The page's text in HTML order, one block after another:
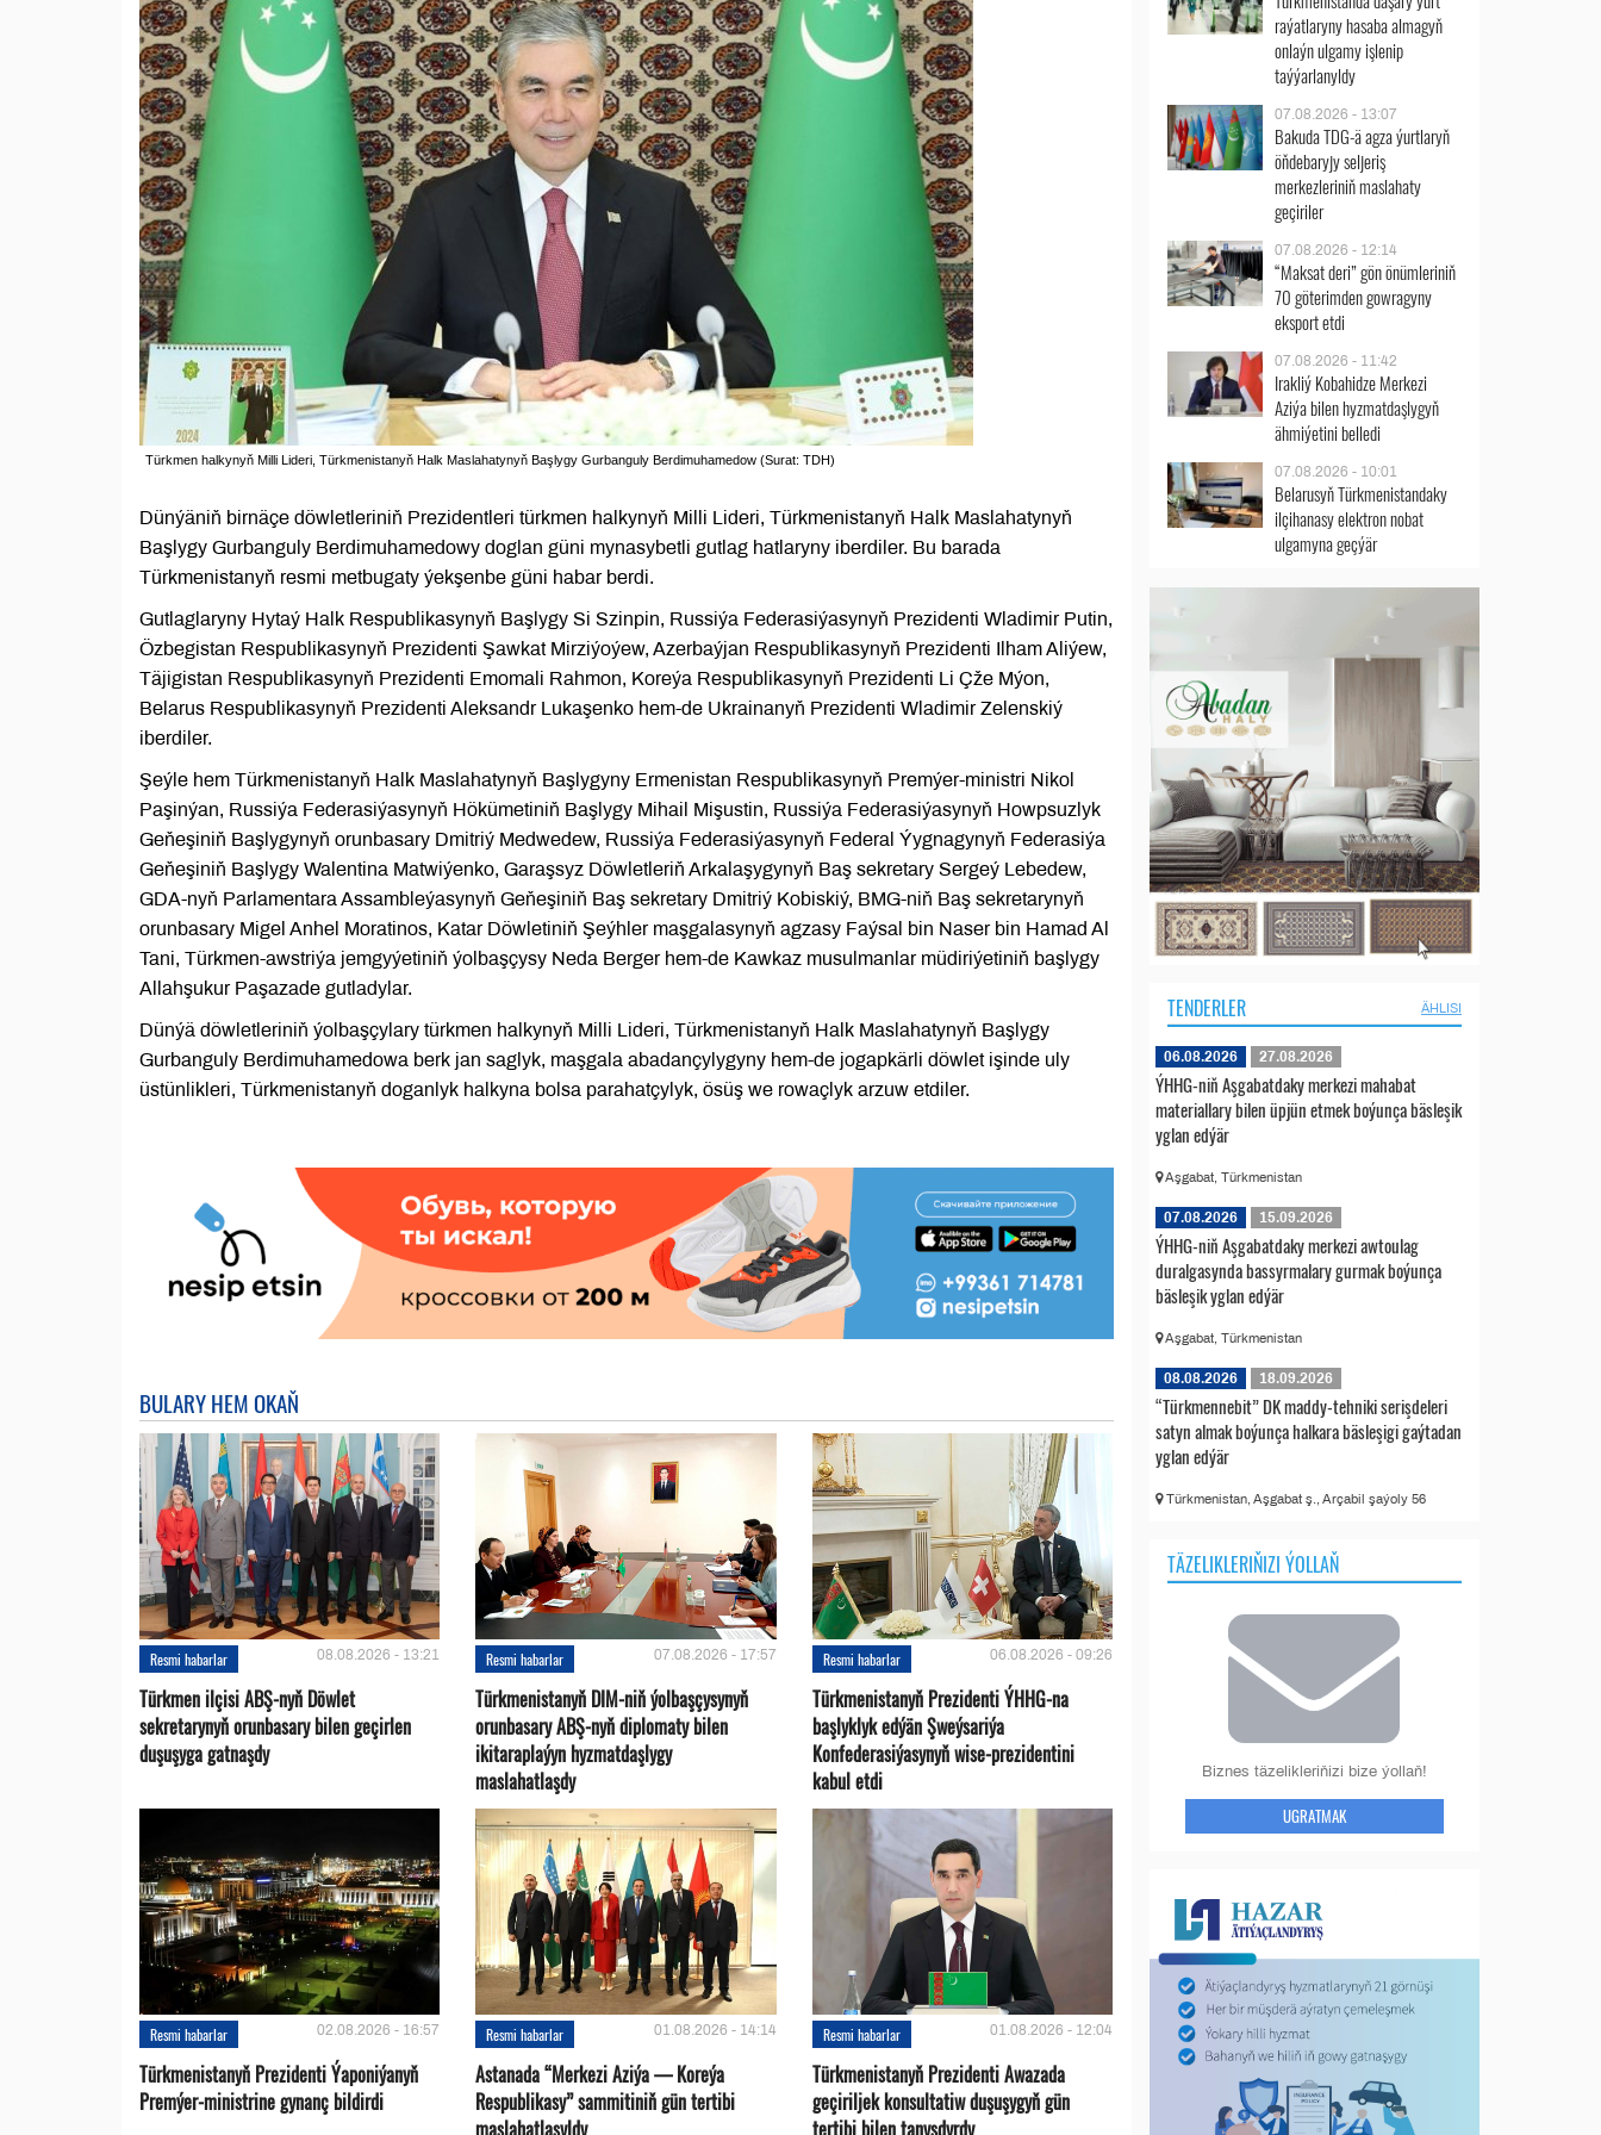
Türkmen halkynyň Milli Lideri, Türkmenistanyň Halk Maslahatynyň Başlygy Gurbanguly Berdimuhamedow (Surat: TDH)
Dünýäniň birnäçe döwletleriniň Prezidentleri türkmen halkynyň Milli Lideri, Türkmenistanyň Halk Maslahatynyň
Başlygy Gurbanguly Berdimuhamedowy doglan güni mynasybetli gutlag hatlaryny iberdiler. Bu barada
Türkmenistanyň resmi metbugaty ýekşenbe güni habar berdi.
Gutlaglaryny Hytaý Halk Respublikasynyň Başlygy Si Szinpin, Russiýa Federasiýasynyň Prezidenti Wladimir Putin,
Özbegistan Respublikasynyň Prezidenti Şawkat Mirziýoýew, Azerbaýjan Respublikasynyň Prezidenti Ilham Aliýew,
Täjigistan Respublikasynyň Prezidenti Emomali Rahmon, Koreýa Respublikasynyň Prezidenti Li Çže Mýon,
Belarus Respublikasynyň Prezidenti Aleksandr Lukaşenko hem-de Ukrainanyň Prezidenti Wladimir Zelenskiý
iberdiler.
Şeýle hem Türkmenistanyň Halk Maslahatynyň Başlygyny Ermenistan Respublikasynyň Premýer-ministri Nikol
Paşinýan, Russiýa Federasiýasynyň Hökümetiniň Başlygy Mihail Mişustin, Russiýa Federasiýasynyň Howpsuzlyk
Geňeşiniň Başlygynyň orunbasary Dmitriý Medwedew, Russiýa Federasiýasynyň Federal Ýygnagynyň Federasiýa
Geňeşiniň Başlygy Walentina Matwiýenko, Garaşsyz Döwletleriň Arkalaşygynyň Baş sekretary Sergeý Lebedew,
GDA-nyň Parlamentara Assambleýasynyň Geňeşiniň Baş sekretary Dmitriý Kobiskiý, BMG-niň Baş sekretarynyň
orunbasary Migel Anhel Moratinos, Katar Döwletiniň Şeýhler maşgalasynyň agzasy Faýsal bin Naser bin Hamad Al
Tani, Türkmen-awstriýa jemgyýetiniň ýolbaşçysy Neda Berger hem-de Kawkaz musulmanlar müdiriýetiniň başlygy
Allahşukur Paşazade gutladylar.
Dünýä döwletleriniň ýolbaşçylary türkmen halkynyň Milli Lideri, Türkmenistanyň Halk Maslahatynyň Başlygy
Gurbanguly Berdimuhamedowa berk jan saglyk, maşgala abadançylygyny hem-de jogapkärli döwlet işinde uly
üstünlikleri, Türkmenistanyň doganlyk halkyna bolsa parahatçylyk, ösüş we rowaçlyk arzuw etdiler.
BULARY HEM OKAŇ
Resmi habarlar 08.08.2026 - 13:21
Türkmen ilçisi ABŞ-nyň Döwlet
sekretarynyň orunbasary bilen geçirlen
duşuşyga gatnaşdy
Resmi habarlar 07.08.2026 - 17:57
Türkmenistanyň DIM-niň ýolbaşçysynyň
orunbasary ABŞ-nyň diplomaty bilen
ikitaraplaýyn hyzmatdaşlygy
maslahatlaşdy
Resmi habarlar 06.08.2026 - 09:26
Türkmenistanyň Prezidenti ÝHHG-na
başlyklyk edýän Şweýsariýa
Konfederasiýasynyň wise-prezidentini
kabul etdi
Resmi habarlar 02.08.2026 - 16:57
Türkmenistanyň Prezidenti Ýaponiýanyň
Premýer-ministrine gynanç bildirdi
Resmi habarlar 01.08.2026 - 14:14
Astanada “Merkezi Aziýa — Koreýa
Respublikasy” sammitiniň gün tertibi
Resmi habarlar 01.08.2026 - 12:04
Türkmenistanyň Prezidenti Awazada
geçiriljek konsultatiw duşuşygyň gün
raýatlaryny hasaba almagyň
onlaýn ulgamy işlenip
taýýarlanyldy
07.08.2026 - 13:07
Bakuda TDG-ä agza ýurtlaryň
öňdebaryjy seljeriş
merkezleriniň maslahaty
geçiriler
07.08.2026 - 12:14
“Maksat deri” gön önümleriniň
70 göterimden gowragyny
eksport etdi
07.08.2026 - 11:42
Irakliý Kobahidze Merkezi
Aziýa bilen hyzmatdaşlygyň
ähmiýetini belledi
07.08.2026 - 10:01
Belarusyň Türkmenistandaky
ilçihanasy elektron nobat
ulgamyna geçýär
TENDERLER ÄHLISI
06.08.2026 27.08.2026
ÝHHG-niň Aşgabatdaky merkezi mahabat
materiallary bilen üpjün etmek boýunça bäsleşik
yglan edýär
Aşgabat, Türkmenistan
07.08.2026 15.09.2026
ÝHHG-niň Aşgabatdaky merkezi awtoulag
duralgasynda bassyrmalary gurmak boýunça
bäsleşik yglan edýär
Aşgabat, Türkmenistan
08.08.2026 18.09.2026
“Türkmennebit” DK maddy-tehniki serişdeleri
satyn almak boýunça halkara bäsleşigi gaýtadan
yglan edýär
Türkmenistan, Aşgabat ş., Arçabil şaýoly 56
TÄZELIKLERIŇIZI ÝOLLAŇ
Biznes täzelikleriňizi bize ýollaň!
UGRATMAK